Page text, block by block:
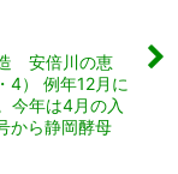
安倍川の恵
） 例年12月に
今年は4月の入
から静岡酵母